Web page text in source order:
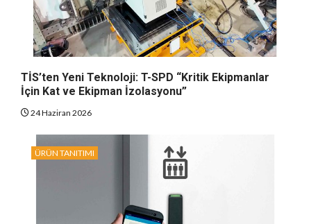
TİS’ten Yeni Teknoloji: T-SPD “Kritik Ekipmanlar
İçin Kat ve Ekipman İzolasyonu”
24 Haziran 2026
ÜRÜN TANITIMI